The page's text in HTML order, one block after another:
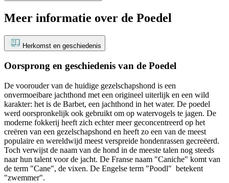
Meer informatie over de Poedel
Herkomst en geschiedenis
Oorsprong en geschiedenis van de Poedel
De voorouder van de huidige gezelschapshond is een
onvermoeibare jachthond met een origineel uiterlijk en een wild
karakter: het is de Barbet, een jachthond in het water. De poedel
werd oorspronkelijk ook gebruikt om op watervogels te jagen. De
moderne fokkerij heeft zich echter meer geconcentreerd op het
creëren van een gezelschapshond en heeft zo een van de meest
populaire en wereldwijd meest verspreide hondenrassen gecreëerd.
Toch verwijst de naam van de hond in de meeste talen nog steeds
naar hun talent voor de jacht. De Franse naam "Caniche" komt van
de term "Cane", de vixen. De Engelse term "Poodl" betekent
"zwemmer".